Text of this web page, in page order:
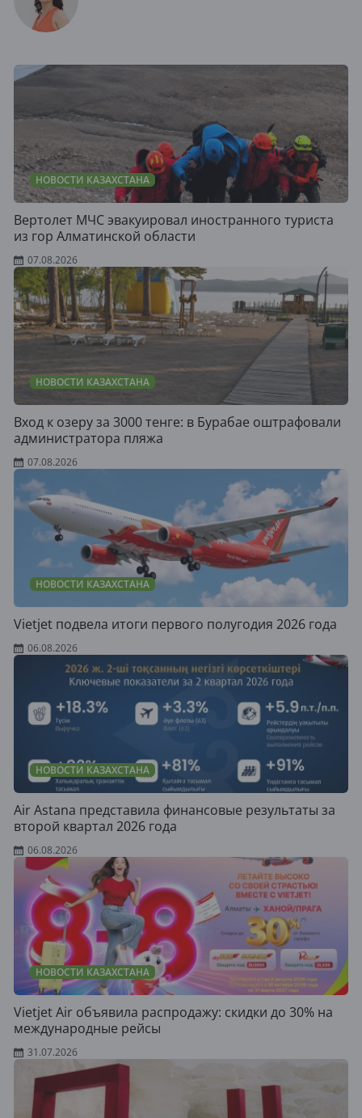
НОВОСТИ КАЗАХСТАНА
Вертолет МЧС эвакуировал иностранного туриста
из гор Алматинской области
07.08.2026
НОВОСТИ КАЗАХСТАНА
Вход к озеру за 3000 тенге: в Бурабае оштрафовали
администратора пляжа
07.08.2026
НОВОСТИ КАЗАХСТАНА
Vietjet подвела итоги первого полугодия 2026 года
06.08.2026
НОВОСТИ КАЗАХСТАНА
Air Astana представила финансовые результаты за
второй квартал 2026 года
06.08.2026
НОВОСТИ КАЗАХСТАНА
Vietjet Air объявила распродажу: скидки до 30% на
международные рейсы
31.07.2026